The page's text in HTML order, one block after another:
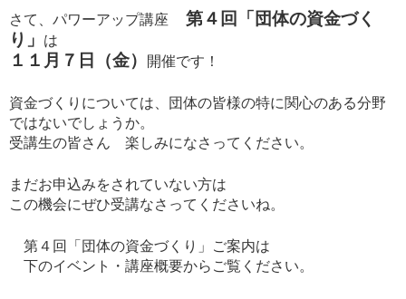
さて、パワーアップ講座
第４回「団体の資金づく
り」
は
１１月７日（金） 開催です！
資金づくりについては、団体の皆様の特に関心のある分野
ではないでしょうか。
受講生の皆さん 楽しみになさってください。
まだお申込みをされていない方は
この機会にぜひ受講なさってくださいね。
第４回「団体の資金づくり」ご案内は
下のイベント・講座概要からご覧ください。